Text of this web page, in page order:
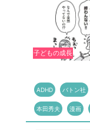
子どもの成長
ADHD バトン社
本田秀夫 漫画